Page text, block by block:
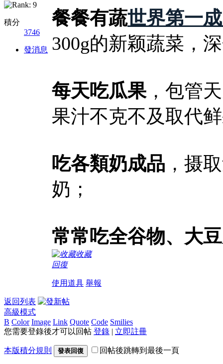
積分
3746
發消息
餐餐有蔬世界第一
300g的新颖蔬菜，
每天吃瓜果，包管
果汁不克不及取代
吃各類奶成品 ，摄
奶；
常常吃全谷物、大
收藏
回復
使用道具 舉報
返回列表
高級模式
B Color Image Link Quote Code Smilies
您需要登錄後才可以回帖 登錄 | 立即註冊
本版積分規則 發表回復 回帖後跳轉到最後一頁